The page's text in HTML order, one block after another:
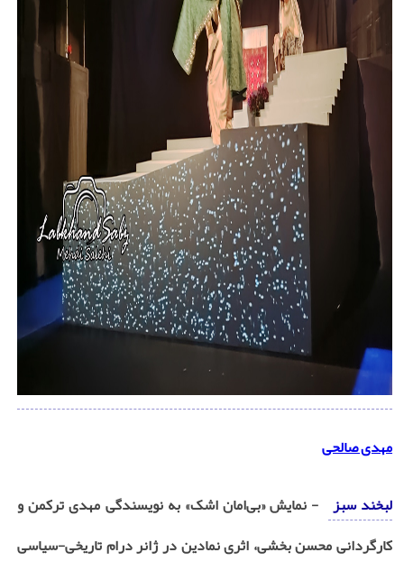
مهدی صالحی
لبخند سبز - نمایش «بی‌امان اشک» به نویسندگی مهدی ترکمن و
کارگردانی محسن بخشی، اثری نمادین در ژانر درام تاریخی-سیاسی